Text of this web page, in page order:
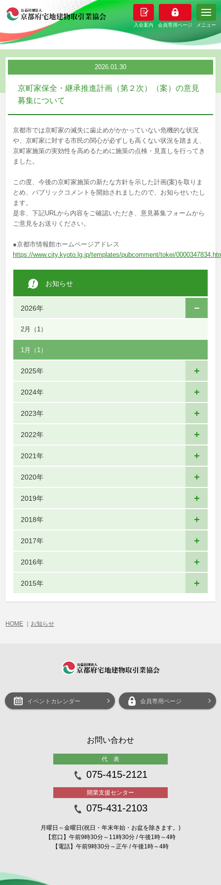
メニュー
2026.01.30
京町家保全・継承推進計画（第２次）（案）の意見
募集について
京都市では京町家の滅失に歯止めがかかっていない危機的な状況
や、京町家に対する市民の関心が必ずしも高くない状況を踏まえ、
京町家施策の実効性を高めるために施策の点検・見直しを行ってき
ました。
この度、今後の京町家施策の新たな方針を示した計画(案)を取りま
とめ、パブリックコメントを開始されましたので、お知らせいたし
ます。
是非、下記URLから内容をご確認いただき、意見募集フォームから
ご意見をお送りください。
●京都市情報館ホームページアドレス
https://www.city.kyoto.lg.jp/templates/pubcomment/tokei/
お知らせ
2026年
2月 （1）
1月 （1）
2025年
2024年
2023年
2022年
2021年
2020年
2019年
2018年
2017年
2016年
2015年
HOME ｜ お知らせ
イベントカレンダー 会員専用ページ
お問い合わせ
代 表
075-415-2121
開業支援センター
075-431-2103
月曜日～金曜日(祝日・年末年始・お盆を除きます。)
【窓口】午前9時30分～11時30分 / 午後1時～4時
【電話】午前9時30分～正午 / 午後1時～4時